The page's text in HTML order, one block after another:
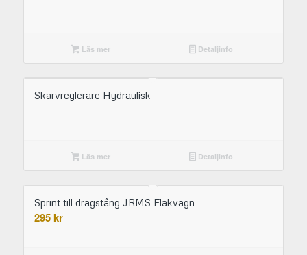
Läs mer Detaljinfo
Skarvreglerare Hydraulisk
Läs mer Detaljinfo
Sprint till dragstång JRMS Flakvagn
295kr